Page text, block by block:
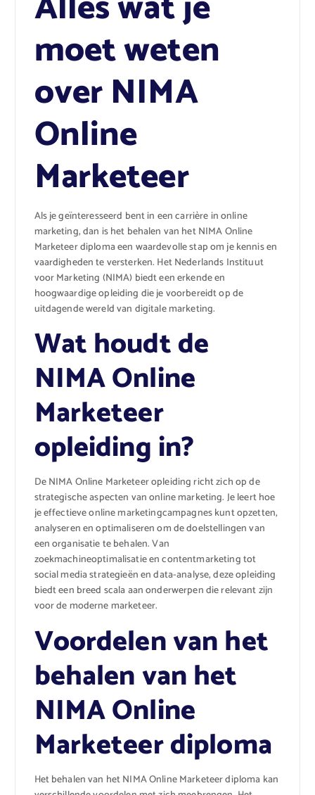
moet weten
over NIMA
Online
Marketeer
Als je geïnteresseerd bent in een carrière in online
marketing, dan is het behalen van het NIMA Online
Marketeer diploma een waardevolle stap om je kennis en
vaardigheden te versterken. Het Nederlands Instituut
voor Marketing (NIMA) biedt een erkende en
hoogwaardige opleiding die je voorbereidt op de
uitdagende wereld van digitale marketing.
Wat houdt de
NIMA Online
Marketeer
opleiding in?
De NIMA Online Marketeer opleiding richt zich op de
strategische aspecten van online marketing. Je leert hoe
je effectieve online marketingcampagnes kunt opzetten,
analyseren en optimaliseren om de doelstellingen van
een organisatie te behalen. Van
zoekmachineoptimalisatie en contentmarketing tot
social media strategieën en data-analyse, deze opleiding
biedt een breed scala aan onderwerpen die relevant zijn
voor de moderne marketeer.
Voordelen van het
behalen van het
NIMA Online
Marketeer diploma
Het behalen van het NIMA Online Marketeer diploma kan